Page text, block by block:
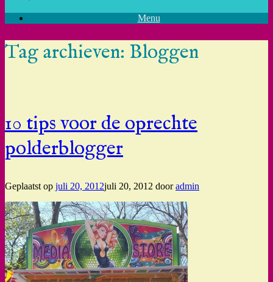
Menu
Tag archieven: Bloggen
10 tips voor de oprechte
polderblogger
Geplaatst op juli 20, 2012juli 20, 2012 dooradmin